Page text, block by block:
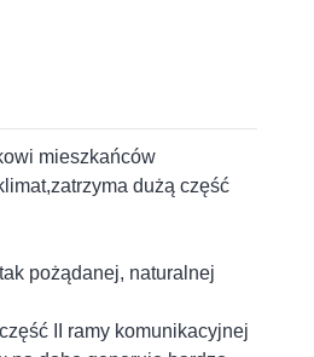
mieszkańców
dużą część
pożądanej, naturalnej
II ramy komunikacyjnej